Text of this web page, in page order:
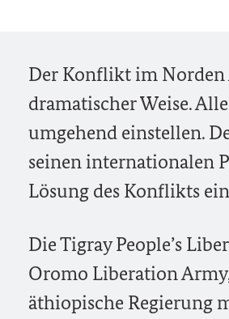
Der Konflikt im Norden
dramatischer Weise.
umgehend einstellen.
seinen internationalen
Lösung des Konflikts
Die Tigray People’s
Oromo Liberation
äthiopische Regierung